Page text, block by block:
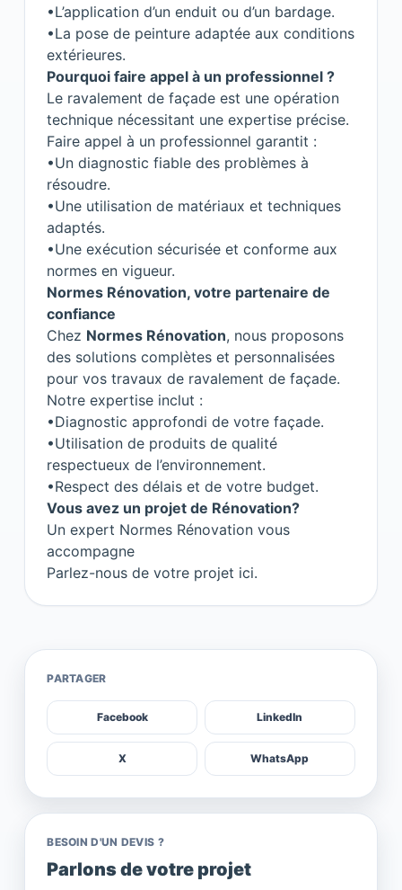
•L’application d’un enduit ou d’un bardage.
•La pose de peinture adaptée aux conditions
extérieures.
Pourquoi faire appel à un professionnel ?
Le ravalement de façade est une opération
technique nécessitant une expertise précise.
Faire appel à un professionnel garantit :
•Un diagnostic fiable des problèmes à
résoudre.
•Une utilisation de matériaux et techniques
adaptés.
•Une exécution sécurisée et conforme aux
normes en vigueur.
Normes Rénovation, votre partenaire de
confiance
Chez Normes Rénovation, nous proposons
des solutions complètes et personnalisées
pour vos travaux de ravalement de façade.
Notre expertise inclut :
•Diagnostic approfondi de votre façade.
•Utilisation de produits de qualité
respectueux de l’environnement.
•Respect des délais et de votre budget.
Vous avez un projet de Rénovation?
Un expert Normes Rénovation vous
accompagne
Parlez-nous de votre projet ici.
PARTAGER
Facebook LinkedIn
X WhatsApp
BESOIN D'UN DEVIS ?
Parlons de votre projet